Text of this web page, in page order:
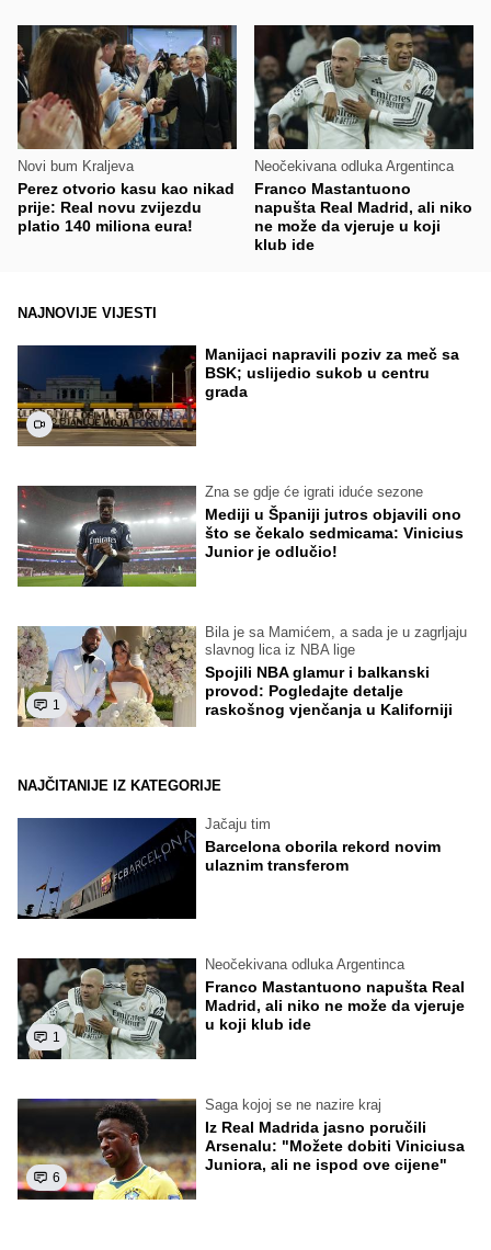
Novi bum Kraljeva
Perez otvorio kasu kao nikad
prije: Real novu zvijezdu
platio 140 miliona eura!
Neočekivana odluka Argentinca
Franco Mastantuono
napušta Real Madrid, ali niko
ne može da vjeruje u koji
klub ide
NAJNOVIJE VIJESTI
Manijaci napravili poziv za meč sa
BSK; uslijedio sukob u centru
grada
Zna se gdje će igrati iduće sezone
Mediji u Španiji jutros objavili ono
što se čekalo sedmicama: Vinicius
Junior je odlučio!
1
Bila je sa Mamićem, a sada je u zagrljaju
slavnog lica iz NBA lige
Spojili NBA glamur i balkanski
provod: Pogledajte detalje
raskošnog vjenčanja u Kaliforniji
NAJČITANIJE IZ KATEGORIJE
Jačaju tim
Barcelona oborila rekord novim
ulaznim transferom
1
Neočekivana odluka Argentinca
Franco Mastantuono napušta Real
Madrid, ali niko ne može da vjeruje
u koji klub ide
6
Saga kojoj se ne nazire kraj
Iz Real Madrida jasno poručili
Arsenalu: "Možete dobiti Viniciusa
Juniora, ali ne ispod ove cijene"